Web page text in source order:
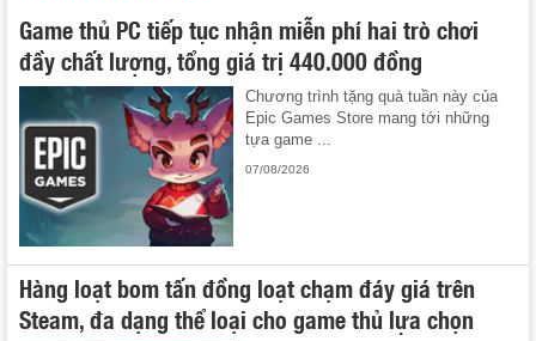
Game thủ PC tiếp tục nhận miễn phí hai trò chơi
đầy chất lượng, tổng giá trị 440.000 đồng
Chương trình tặng quà tuần này của
Epic Games Store mang tới những
tựa game ...
07/08/2026
Hàng loạt bom tấn đồng loạt chạm đáy giá trên
Steam, đa dạng thể loại cho game thủ lựa chọn